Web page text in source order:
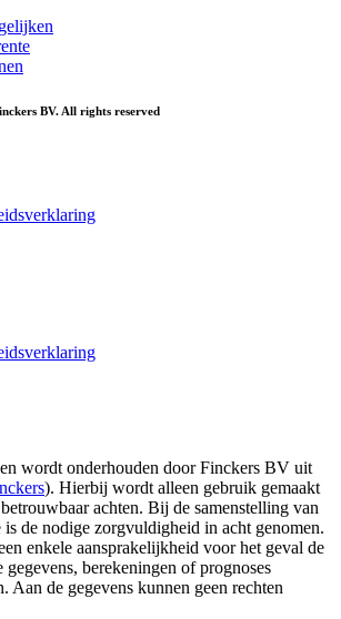
BV. All rights reserved
wordt onderhouden door Finckers BV uit
). Hierbij wordt alleen gebruik gemaakt
achten. Bij de samenstelling van
is de nodige zorgvuldigheid in acht genomen.
enkele aansprakelijkheid voor het geval de
gegevens, berekeningen of prognoses
Aan de gegevens kunnen geen rechten